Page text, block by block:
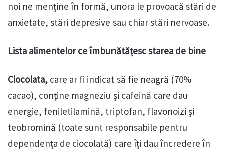
noi ne menține în formă, unora le provoacă stări de
anxietate, stări depresive sau chiar stări nervoase.
Lista alimentelor ce îmbunătățesc starea de bine
Ciocolata, care ar fi indicat să fie neagră (70%
cacao), conține magneziu și cafeină care dau
energie, feniletilamină, triptofan, flavonoizi și
teobromină (toate sunt responsabile pentru
dependența de ciocolată) care îți dau încredere în